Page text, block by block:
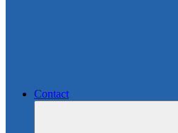
Contact